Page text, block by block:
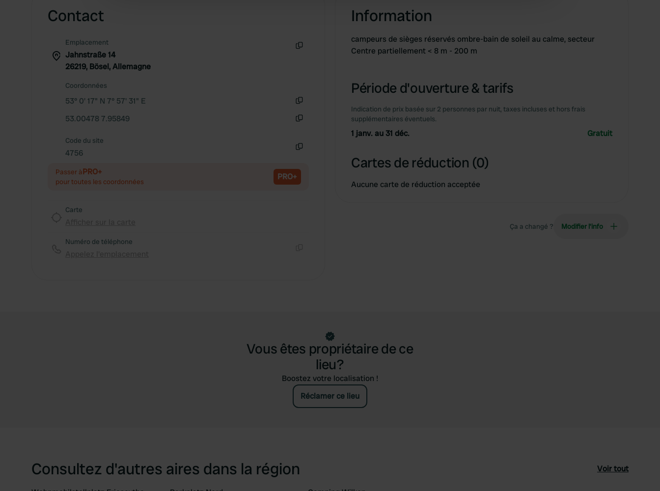
Contact
Emplacement
Jahnstraße 14
26219, Bösel, Allemagne
Coordonnées
53° 0' 17" N 7° 57' 31" E
53.00478 7.95849
Code du site
4756
Passer àPRO+
pour toutes les coordonnées PRO+
Carte
Numéro de téléphone
Information
campeurs de sièges réservés ombre-bain de soleil au calme, secteur
Centre partiellement < 8 m - 200 m
Période d'ouverture & tarifs
Indication de prix basée sur 2 personnes par nuit, taxes incluses et hors frais
supplémentaires éventuels.
1 janv. au 31 déc. Gratuit
Cartes de réduction (0)
Aucune carte de réduction acceptée
Ça a changé ? Modifier l’info
Vous êtes propriétaire de ce
lieu?
Boostez votre localisation !
Réclamer ce lieu
Consultez d'autres aires dans la région Voir tout